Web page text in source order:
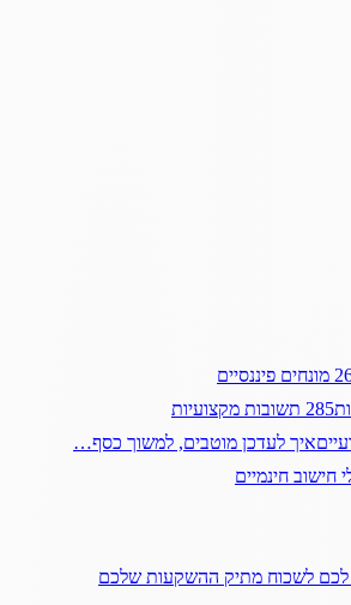
פיננסיים
285 תשובות מקצועיות
איך לעדכן מוטבים, למשוך כסף…
לכם לשכוח מתיק ההשקעות שלכם